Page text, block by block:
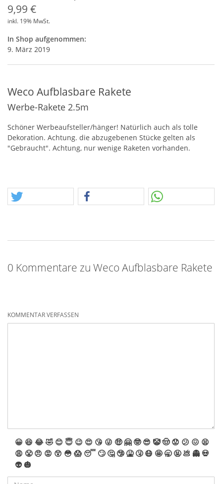
9,99 €
inkl. 19% MwSt.
In Shop aufgenommen:
9. März 2019
Weco Aufblasbare Rakete
Werbe-Rakete 2.5m
Schöner Werbeaufsteller/hänger! Natürlich auch als tolle
Dekoration. Achtung. die abzugebenen Stücke gelten als
"Gebraucht". Achtung, nur wenige Raketen vorhanden.
0 Kommentare zu Weco Aufblasbare Rakete
KOMMENTAR VERFASSEN
😀 😆 😂🤣 😊 😇 😉 😍 😘 😜 🤑 🤗 🤓 😎 🤡🤠 😟 😕 😖 😫
😩 😤 😠 😡 😲 😳 😱 😴 🙄 🤔 🤥 🤮 🤧 😷 🤩 🥱 🤬 💩 👻 💀
👽 🎃